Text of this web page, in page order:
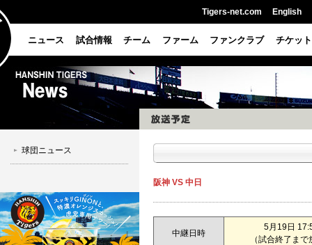
Tigers-net.com English
ニュース 試合情報 チーム ファーム ファンクラブ チケット
球団ニュース
阪神 VS 中日
中継日時
5月19日
（試合終了まで